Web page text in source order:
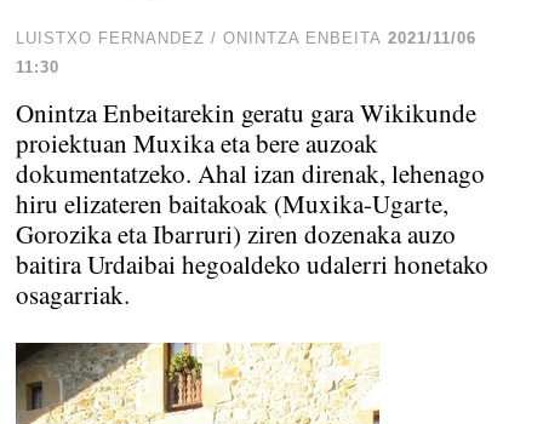
LUISTXO FERNANDEZ / ONINTZA ENBEITA 2021/11/06
11:30
Onintza Enbeitarekin geratu gara Wikikunde
proiektuan Muxika eta bere auzoak
dokumentatzeko. Ahal izan direnak, lehenago
hiru elizateren baitakoak (Muxika-Ugarte,
Gorozika eta Ibarruri) ziren dozenaka auzo
baitira Urdaibai hegoaldeko udalerri honetako
osagarriak.